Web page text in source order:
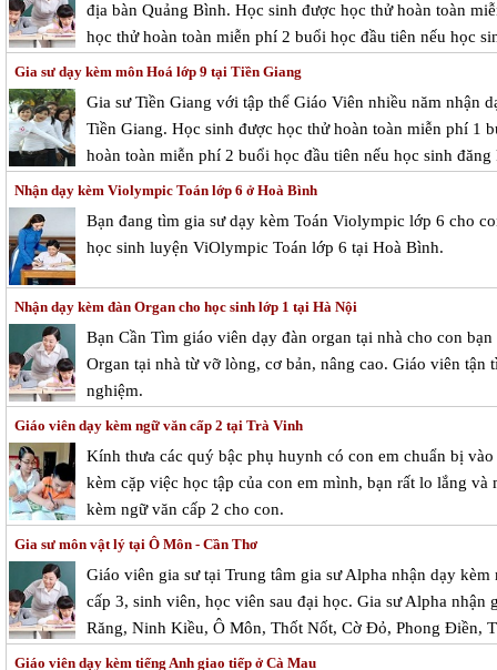
địa bàn Quảng Bình. Học sinh được học thử hoàn toàn
học thử hoàn toàn miễn phí 2 buổi học đầu tiên nếu học
Gia sư dạy kèm môn Hoá lớp 9 tại Tiền Giang
Gia sư Tiền Giang với tập thể Giáo Viên nhiều năm nhận
Tiền Giang. Học sinh được học thử hoàn toàn miễn phí 1
hoàn toàn miễn phí 2 buổi học đầu tiên nếu học sinh
Nhận dạy kèm Violympic Toán lớp 6 ở Hoà Bình
Bạn đang tìm gia sư dạy kèm Toán Violympic lớp 6 cho
học sinh luyện ViOlympic Toán lớp 6 tại Hoà Bình.
Nhận dạy kèm đàn Organ cho học sinh lớp 1 tại Hà Nội
Bạn Cần Tìm giáo viên dạy đàn organ tại nhà cho con
Organ tại nhà từ vỡ lòng, cơ bản, nâng cao. Giáo viên
nghiệm.
Giáo viên dạy kèm ngữ văn cấp 2 tại Trà Vinh
Kính thưa các quý bậc phụ huynh có con em chuẩn bị
kèm cặp việc học tập của con em mình, bạn rất lo lắng
kèm ngữ văn cấp 2 cho con.
Gia sư môn vật lý tại Ô Môn - Cần Thơ
Giáo viên gia sư tại Trung tâm gia sư Alpha nhận dạy
cấp 3, sinh viên, học viên sau đại học. Gia sư Alpha
Răng, Ninh Kiều, Ô Môn, Thốt Nốt, Cờ Đỏ, Phong Điền,
Giáo viên dạy kèm tiếng Anh giao tiếp ở Cà Mau